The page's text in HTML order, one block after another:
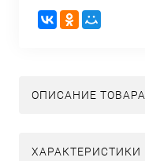
ОПИСАНИЕ ТОВАРА
ХАРАКТЕРИСТИКИ